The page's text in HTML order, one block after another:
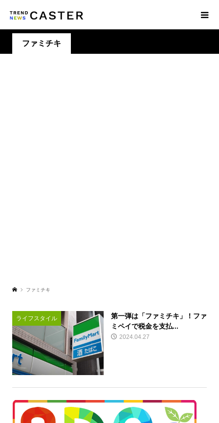
ファミチキ
ファミチキ
ライフスタイル
第一弾は「ファミチキ」！ファ
ミペイで税金を支払...
2024.04.27